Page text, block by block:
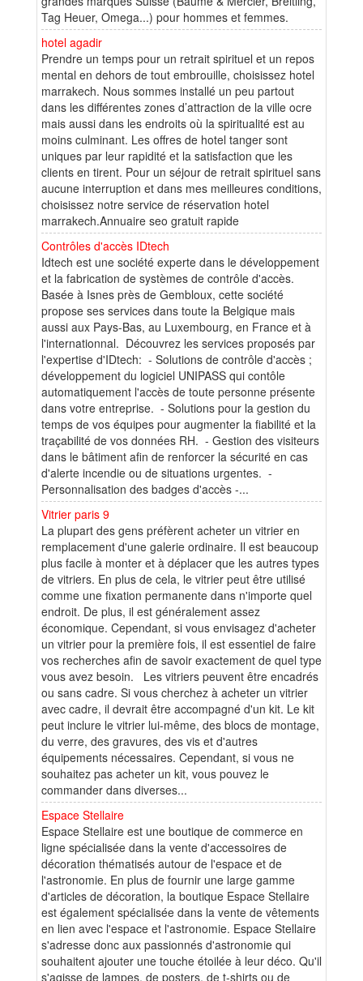
Tag Heuer, Omega...) pour hommes et femmes.
hotel agadir
Prendre un temps pour un retrait spirituel et un repos
mental en dehors de tout embrouille, choisissez hotel
marrakech. Nous sommes installé un peu partout
dans les différentes zones d’attraction de la ville ocre
mais aussi dans les endroits où la spiritualité est au
moins culminant. Les offres de hotel tanger sont
uniques par leur rapidité et la satisfaction que les
clients en tirent. Pour un séjour de retrait spirituel sans
aucune interruption et dans mes meilleures conditions,
choisissez notre service de réservation hotel
marrakech.Annuaire seo gratuit rapide
Contrôles d'accès IDtech
Idtech est une société experte dans le développement
et la fabrication de systèmes de contrôle d'accès.
Basée à Isnes près de Gembloux, cette société
propose ses services dans toute la Belgique mais
aussi aux Pays-Bas, au Luxembourg, en France et à
l'internationnal. Découvrez les services proposés par
l'expertise d'IDtech: - Solutions de contrôle d'accès ;
développement du logiciel UNIPASS qui contôle
automatiquement l'accès de toute personne présente
dans votre entreprise. - Solutions pour la gestion du
temps de vos équipes pour augmenter la fiabilité et la
traçabilité de vos données RH. - Gestion des visiteurs
dans le bâtiment afin de renforcer la sécurité en cas
d'alerte incendie ou de situations urgentes. -
Personnalisation des badges d'accès -...
Vitrier paris 9
La plupart des gens préfèrent acheter un vitrier en
remplacement d'une galerie ordinaire. Il est beaucoup
plus facile à monter et à déplacer que les autres types
de vitriers. En plus de cela, le vitrier peut être utilisé
comme une fixation permanente dans n'importe quel
endroit. De plus, il est généralement assez
économique. Cependant, si vous envisagez d'acheter
un vitrier pour la première fois, il est essentiel de faire
vos recherches afin de savoir exactement de quel type
vous avez besoin. Les vitriers peuvent être encadrés
ou sans cadre. Si vous cherchez à acheter un vitrier
avec cadre, il devrait être accompagné d'un kit. Le kit
peut inclure le vitrier lui-même, des blocs de montage,
du verre, des gravures, des vis et d'autres
équipements nécessaires. Cependant, si vous ne
souhaitez pas acheter un kit, vous pouvez le
commander dans diverses...
Espace Stellaire
Espace Stellaire est une boutique de commerce en
ligne spécialisée dans la vente d'accessoires de
décoration thématisés autour de l'espace et de
l'astronomie. En plus de fournir une large gamme
d'articles de décoration, la boutique Espace Stellaire
est également spécialisée dans la vente de vêtements
en lien avec l'espace et l'astronomie. Espace Stellaire
s'adresse donc aux passionnés d'astronomie qui
souhaitent ajouter une touche étoilée à leur déco. Qu'il
s'agisse de lampes, de posters, de t-shirts ou de